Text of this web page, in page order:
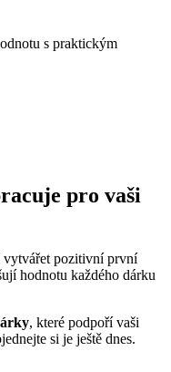
s praktickým
pro vaši
vytvářet pozitivní první
hodnotu každého dárku
, které podpoří vaši
si je ještě dnes.